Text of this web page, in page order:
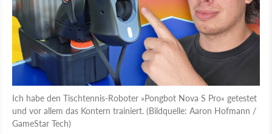
Ich habe den Tischtennis-Roboter »Pongbot Nova S Pro« getestet
und vor allem das Kontern trainiert. (Bildquelle: Aaron Hofmann /
GameStar Tech)